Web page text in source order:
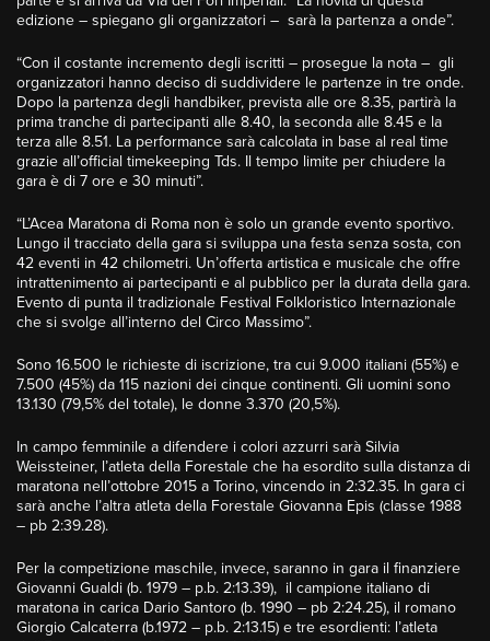
edizione – spiegano gli organizzatori – sarà la partenza a onde”.
“Con il costante incremento degli iscritti – prosegue la nota – gli
organizzatori hanno deciso di suddividere le partenze in tre onde.
Dopo la partenza degli handbiker, prevista alle ore 8.35, partirà la
prima tranche di partecipanti alle 8.40, la seconda alle 8.45 e la
terza alle 8.51. La performance sarà calcolata in base al real time
grazie all’official timekeeping Tds. Il tempo limite per chiudere la
gara è di 7 ore e 30 minuti”.
“L’Acea Maratona di Roma non è solo un grande evento sportivo.
Lungo il tracciato della gara si sviluppa una festa senza sosta, con
42 eventi in 42 chilometri. Un’offerta artistica e musicale che offre
intrattenimento ai partecipanti e al pubblico per la durata della gara.
Evento di punta il tradizionale Festival Folkloristico Internazionale
che si svolge all’interno del Circo Massimo”.
Sono 16.500 le richieste di iscrizione, tra cui 9.000 italiani (55%) e
7.500 (45%) da 115 nazioni dei cinque continenti. Gli uomini sono
13.130 (79,5% del totale), le donne 3.370 (20,5%).
In campo femminile a difendere i colori azzurri sarà Silvia
Weissteiner, l’atleta della Forestale che ha esordito sulla distanza di
maratona nell’ottobre 2015 a Torino, vincendo in 2:32.35. In gara ci
sarà anche l’altra atleta della Forestale Giovanna Epis (classe 1988
– pb 2:39.28).
Per la competizione maschile, invece, saranno in gara il finanziere
Giovanni Gualdi (b. 1979 – p.b. 2:13.39), il campione italiano di
maratona in carica Dario Santoro (b. 1990 – pb 2:24.25), il romano
Giorgio Calcaterra (b.1972 – p.b. 2:13.15) e tre esordienti: l’atleta